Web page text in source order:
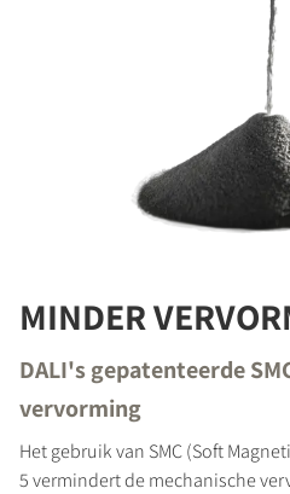
MINDER
DALI's gepatenteerde
vervorming
Het gebruik van SMC (Soft
5 vermindert de mechanische